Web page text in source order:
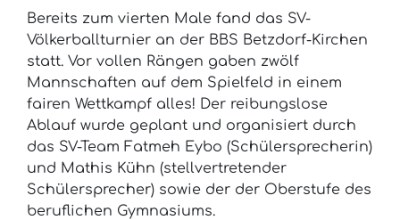
Bereits zum vierten Male fand das SV-
Völkerballturnier an der BBS Betzdorf-Kirchen
statt. Vor vollen Rängen gaben zwölf
Mannschaften auf dem Spielfeld in einem
fairen Wettkampf alles! Der reibungslose
Ablauf wurde geplant und organisiert durch
das SV-Team Fatmeh Eybo (Schülersprecherin)
und Mathis Kühn (stellvertretender
Schülersprecher) sowie der der Oberstufe des
beruflichen Gymnasiums.